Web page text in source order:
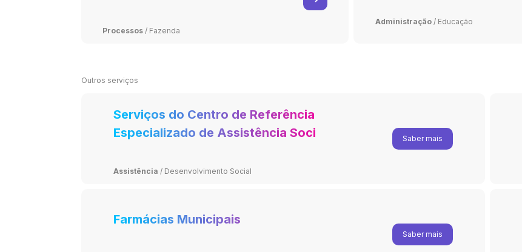
Processos / Fazenda
Administração/ Educação
Outros serviços
Serviços do Centro de Referência
Especializado de Assistência Social
Assistência / Desenvolvimento Social
Saber mais
Farmácias Municipais
Saber mais